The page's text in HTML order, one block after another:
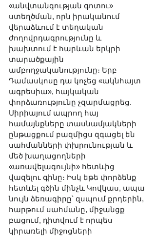
«անվտանգության գոտու»
ստեղծման, որն իրականում
վերաձևում է տեղական
ժողովրդագրությունը և
խախտում է հարևան երկրի
տարածքային
ամբողջականությունը։ Երբ
Դամասկոսը դա կոչեց «ակնհայտ
ագրեսիա», հայկական
փորձառությունը չզարմացրեց.
Սիրիայում ապրող հայ
համայնքները տասնամյակների
ընթացքում բազմիցս զգացել են
սահմանների փխրունության և
մեծ խաղացողների
«առավելագույնի» հետևից
վազելու գինը։ Իսկ եթե փորձենք
հետևել գծին մինչև Կովկաս, ապա
նույն ձեռագիրը՝ զսպում քրդերին,
հարթում սահմանը, միջանցք
բացում, դիտվում է որպես
կիրառելի միջոցների